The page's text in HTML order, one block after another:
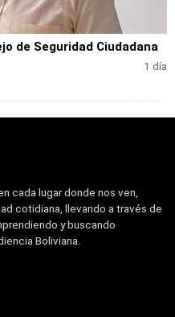
de Seguridad Ciudadana
1 día
cada lugar donde nos ven,
cotidiana, llevando a través de
y buscando
Boliviana.